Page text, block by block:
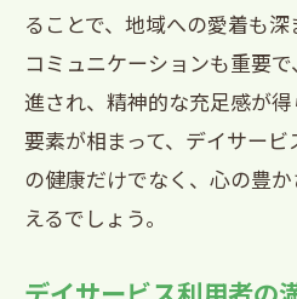
地元食材をふんだ
の魅力
地域の味を活かし
地元の人々と共有
田代町の食文化を
ることで、地域への愛着も
コミュニケーションも重要
進され、精神的な充足感が
要素が相まって、デイサー
の健康だけでなく、心の豊
えるでしょう。